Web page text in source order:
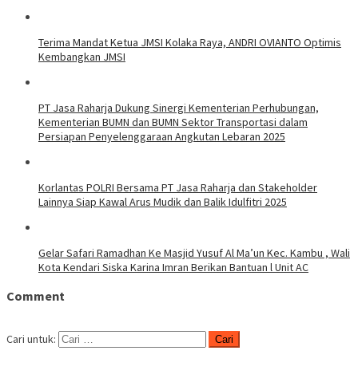
Terima Mandat Ketua JMSI Kolaka Raya, ANDRI OVIANTO Optimis
Kembangkan JMSI
PT Jasa Raharja Dukung Sinergi Kementerian Perhubungan,
Kementerian BUMN dan BUMN Sektor Transportasi dalam
Persiapan Penyelenggaraan Angkutan Lebaran 2025
Korlantas POLRI Bersama PT Jasa Raharja dan Stakeholder
Lainnya Siap Kawal Arus Mudik dan Balik Idulfitri 2025
Gelar Safari Ramadhan Ke Masjid Yusuf Al Ma’un Kec. Kambu , Wali
Kota Kendari Siska Karina Imran Berikan Bantuan l Unit AC
Comment
Cari untuk: